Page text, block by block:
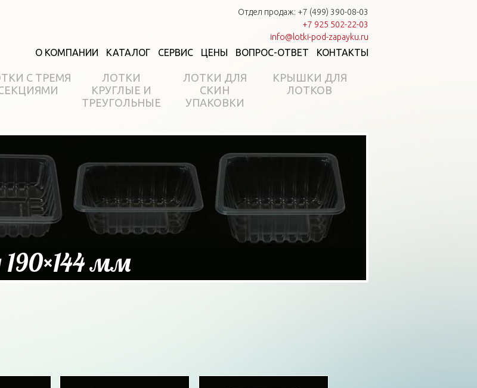
Отдел продаж: +7 (499) 390-08-03
+7 925 502-22-03
info@lotki-pod-zapayku.ru
О КОМПАНИИ КАТАЛОГ СЕРВИС ЦЕНЫ ВОПРОС-ОТВЕТ КОНТАКТЫ
С ТРЕМЯ
ЛОТКИ
КРУГЛЫЕ И
ТРЕУГОЛЬНЫЕ
ЛОТКИ ДЛЯ
СКИН
УПАКОВКИ
КРЫШКИ ДЛЯ
ЛОТКОВ
190×144 мм